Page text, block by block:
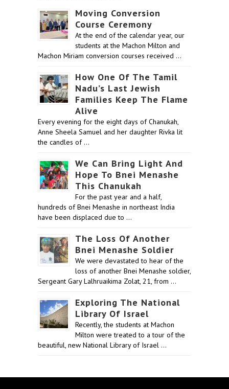
Moving Conversion
Course Ceremony
At the end of the calendar year, our
students at the Machon Milton and
Machon Miriam conversion courses received …
How One Of The Tamil
Nadu’s Last Jewish
Families Keep The Flame
Alive
Every evening for the eight days of Chanukah,
Anne Sheela Samuel and her daughter Rivka lit
the candles of …
We Can Bring Light And
Hope To Bnei Menashe
This Chanukah
For the past year and a half,
hundreds of Bnei Menashe in northeast India
have been displaced due to …
The Loss Of Another
Bnei Menashe Soldier
We were devastated to hear of the
loss of another Bnei Menashe soldier,
Sergeant Gary Lalhruaikima Zolat, 21, from …
Exploring The National
Library Of Israel
Recently, the students at Machon
Milton were treated to a tour of the
beautiful, new National Library of Israel …